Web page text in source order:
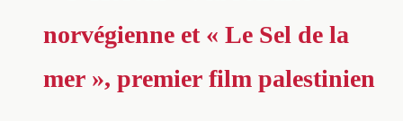
norvégienne et « Le Sel de la
mer », premier film palestinien